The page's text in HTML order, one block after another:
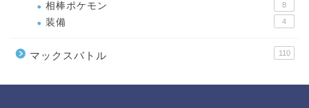
相棒ポケモン 8
装備 4
マックスバトル 110